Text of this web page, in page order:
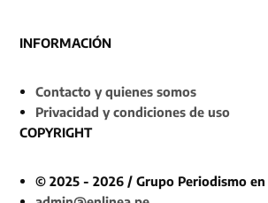
INFORMACIÓN
Contacto y quienes somos
Privacidad y condiciones de uso
COPYRIGHT
© 2025 - 2026 / Grupo Periodismo en